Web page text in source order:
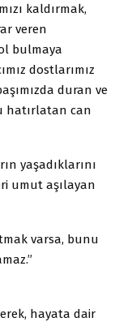
kaldırmak,
veren
bulmaya
dostlarımız
duran ve
hatırlatan can
yaşadıklarını
umut aşılayan
varsa, bunu
hayata dair